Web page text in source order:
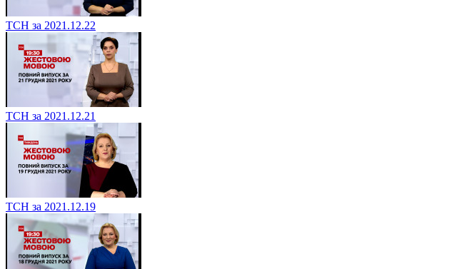
ТСН за 2021.12.22
ТСН за 2021.12.21
ТСН за 2021.12.19